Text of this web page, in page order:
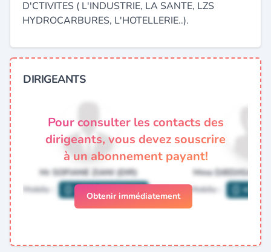
D'CTIVITES ( L'INDUSTRIE, LA SANTE, LZS
HYDROCARBURES, L'HOTELLERIE..).
DIRIGEANTS
Pour consulter les contacts des
dirigeants, vous devez souscrire
à un abonnement payant!
Obtenir immédiatement